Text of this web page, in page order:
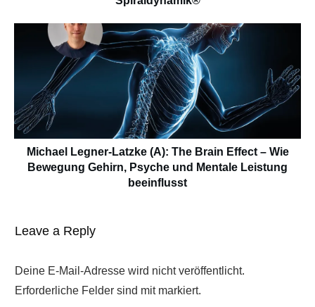
Michael Legner-Latzke (A): The Brain Effect – Wie
Bewegung Gehirn, Psyche und Mentale Leistung
beeinflusst
Leave a Reply
Deine E-Mail-Adresse wird nicht veröffentlicht.
Erforderliche Felder sind mit markiert.